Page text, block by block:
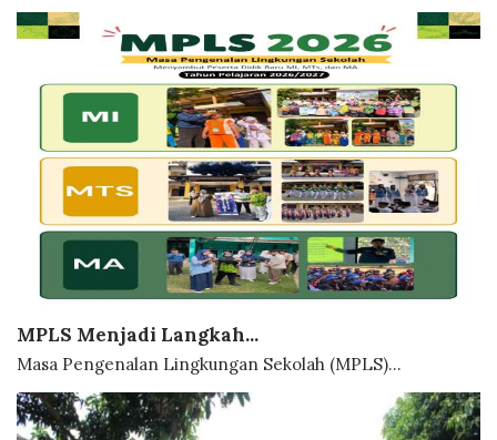
MPLS Menjadi Langkah...
Masa Pengenalan Lingkungan Sekolah (MPLS)...